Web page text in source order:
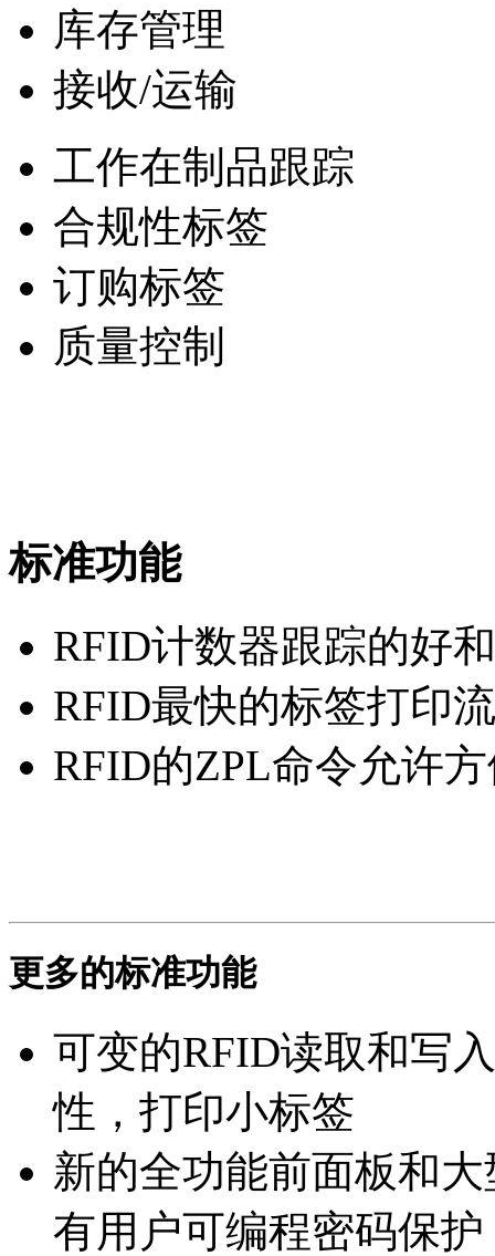
库存管理
接收/运输
工作在制品跟踪
合规性标签
订购标签
质量控制
标准功能
RFID计数器跟踪的好
RFID最快的标签打印
RFID的ZPL命令允许
更多的标准功能
可变的RFID读取和写
性，打印小标签
新的全功能前面板和
有用户可编程密码保护